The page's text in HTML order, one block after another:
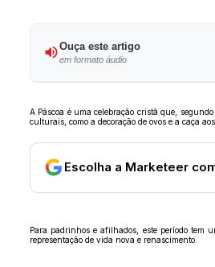
Ouça este artigo
em formato áudio
A Páscoa é uma celebração cristã que,
culturais, como a decoração de ovos e a caça
Escolha a Marketeer
Para padrinhos e afilhados, este período tem
representação de vida nova e renascimento.